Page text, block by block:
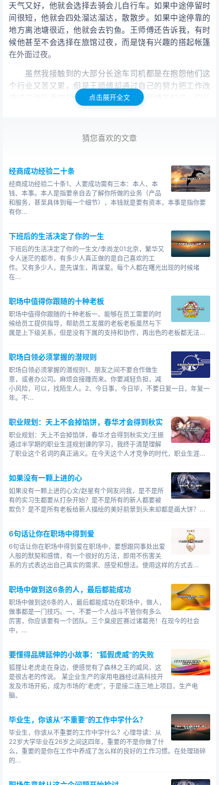
天气又好，他就会选择去骑会儿自行车。如果中途停留时
间很短，他就会四处溜达溜达，散散步。如果中途停靠的
地方离池塘很近，他就会去钓鱼。王师傅还告诉我，有时
候他甚至不会选择在旅馆过夜，而是饶有兴趣的搭起帐篷
在外面过夜。
虽然我接触到的大部分长途车司机都是在抱怨他们这
个行业又苦又累，但是王师傅却通过自己的努力把工作改
造成了他所喜欢的样子。在我眼中，王师傅不仅是一位长
途车司机，还是一名厉害的生活高手。
着。当然，前提是你要有一颗充满生活情趣的心。
我的一位研究生同学名字叫徽徽，和我一样在一所大
学里面工作。虽然同是在体制内工作，但是这丝毫没有影
响他潇洒的活着。他把自己的空余时间，安排的满满当
当。一有时间，他就四处玩耍。
他自己有很多的兴趣爱好：旅行、摄影、弹吉他。而
且在每一项兴趣爱好方面，他都可以称得上是骨灰级玩
家，玩得有模有样。最近这两年，他利用假期时间，牵着
女朋友的手，去世界各地穷游，拍了很多美美的照片。每
个不了解他的人，想必还会认为他的主业是旅游，副业是
在学校工作呢。
也许你会问：“如此不务正业，难道不会影响工作吗？”
那么多绝美的照片，刚刚从原来那所普通的二流大学跳槽
到了一所一流名校，专职从事摄影和新闻采写工作。
“好好的工作”和“潇洒的活着”，其实并不矛盾。当然，
前提是你要有那么一两项专业级别的兴趣爱好。
看到这里，也许有人会说：“我的工资很低，哪有钱可
以支撑我潇洒的活着？”也有人会说：“我的工作很忙，哪有
那么多的时间去潇洒的活着？”还有人会说：“在工作当中，
我有很多的烦心事儿，那有什么心情去潇洒的活着？”
以上三个问题，可以概括大多数人没有办法活得很潇
洒的原因，那就是：没钱、没时间、没心情。下面，我们
就对这三个原因进行逐一的解析，看看这三个原因是否真
关于“没钱”。对于一个已经衣食无忧的人来说，“钱多
钱少”和你“是否能够潇洒的活着”之间其实并没有什么必然
的联系。网上曾经流传着这样一个段子：半个iphone6的
钱，就可以让你去香港玩一圈。一个iphone6的钱，就可
以让你去日本玩一圈。两个iphone6的钱，就可以让你去
美国玩一圈。
到底是为了满足虚荣心而把钱花在购买物质层面的东
体验上，完全在于你自己的选择。
关于“没时间”。我们每个人每天都有24个小时的时间
可以用来支配。我们可以把这24个小时分成3个8小时，其
中工作占了一个8小时，睡觉占了一个8小时，另外一个8
如果总是感觉没时间，往往是留给生活的这8个小时被
胡乱的浪费掉了。你可以用这8个小时的时间不停的刷微
博、玩微信，你也可以用这8个小时的时间去培养那么一两
个兴趣爱好，做点有益于身心成长的事情。能否抽出时间
点击展开全文
猜您喜欢的文章
经商成功经验二十条
经商成功经验二十条1、人要成功需有三本：本人、本
钱、本事。本人是指要亲自去了解你所做的业务（产品
和服务，甚至具体到每一个细节），本钱就是要有资本，本事是指你要
有你...
下班后的生活决定了你的一生
下班后的生活决定了你的一生文/李尚龙01北京，繁华又
令人迷茫的都市，有多少人真正做的是自己喜欢的工
作。又有多少人，是先谋生，再谋爱。每个人都在曙光出现的时候堵
在...
职场中值得你跟随的十种老板
职场中值得你跟随的十种老板一、能够在员工需要的时
候给员工提供指导，帮助员工发展的老板老板虽然与下
属是上下级关系，但是没有下属的支持和协作，再出色的老板都无法...
职场白领必须掌握的潜规则
职场白领必须掌握的潜规则1、朋友之间不要合作做生
意，或者办公司。麻烦会接踵而来。你要减轻负担，减
小风险，可以，找陌生人。2、今日事，今日毕，不要日复一日，年复一
年。不...
职业规划：天上不会掉馅饼，春华才会得到秋实
职业规划：天上不会掉馅饼，春华才会得到秋实文/王振
通过半学期的职业生涯规划课的学习，我终于清楚理解
了职业这个名词的真正涵义。在今天这个人才竞争的时代，职业生涯...
如果没有一颗上进的心
如果没有一颗上进的心文/赵星有个网友问我，是不是所
有的实习生都要从打杂开始？是不是所有的新人都要被
欺负？是不是所有老板给新人描绘的美好前景到头来却都是画大饼？...
6句话让你在职场中得到爱
6句话让你在职场中得到爱在职场中，要想跟同事处出爱
人般的默契和感情，有一个很好的方法，即用不伤害关
系的方式表达出自己真实的需求、感受和想法。使用这样的方式去...
职场中做到这6条的人，最后都能成功
职场中做到这6条的人，最后都能成功在职场中，做人，
做事都是一门技巧。一、不要一个人战斗不管你有多么
厉害，你应该要有一个团队。三个臭皮匠赛过诸葛亮！在现今的社会
中，...
要懂得品牌延伸的小故事：“狐假虎威”的失败
狐狸让老虎走在身边，便感觉有了森林之王的威风，这
是很古老的传说。 某企业生产的家用电器经过高科技开
发及市场开拓，成为市场的“老虎”，于是接二连三地上项目，生产电
脑、
毕业生，你该从“不重要”的工作中学什么？
毕业生，你该从不重要的工作中学什么？心理导读：从
22岁大学毕业在26岁之间这四年，重要的不是你做了什
么，重要的是你在工作中养成了怎么样的良好的工作习惯。在处理琐碎
的...